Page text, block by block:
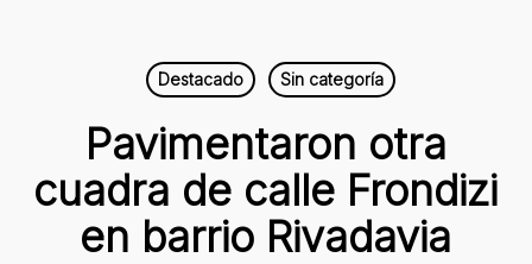
Destacado Sin categoría
Pavimentaron otra
cuadra de calle Frondizi
en barrio Rivadavia